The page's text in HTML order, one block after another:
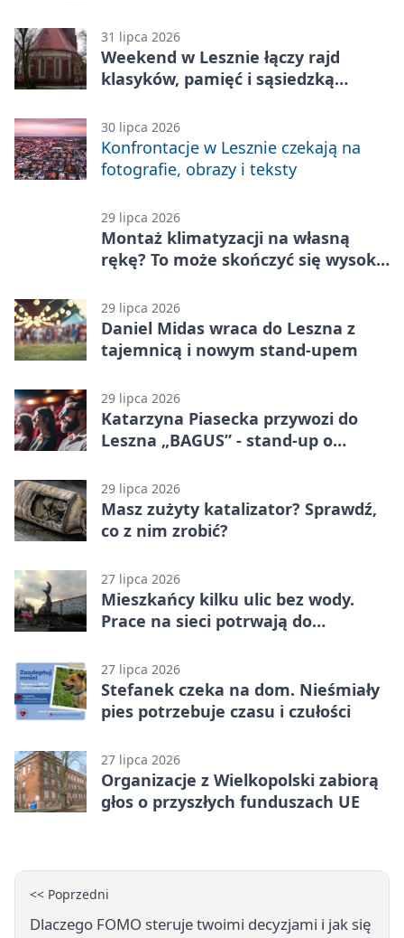
31 lipca 2026
Weekend w Lesznie łączy rajd
klasyków, pamięć i sąsiedzką
30 lipca 2026
Konfrontacje w Lesznie czekają na
fotografie, obrazy i teksty
29 lipca 2026
Montaż klimatyzacji na własną
rękę? To może skończyć się wysoką
29 lipca 2026
Daniel Midas wraca do Leszna z
tajemnicą i nowym stand-upem
29 lipca 2026
Katarzyna Piasecka przywozi do
Leszna „BAGUS” - stand-up o
29 lipca 2026
Masz zużyty katalizator? Sprawdź,
co z nim zrobić?
27 lipca 2026
Mieszkańcy kilku ulic bez wody.
Prace na sieci potrwają do
27 lipca 2026
Stefanek czeka na dom. Nieśmiały
pies potrzebuje czasu i czułości
27 lipca 2026
Organizacje z Wielkopolski zabiorą
głos o przyszłych funduszach UE
<< Poprzedni
Dlaczego FOMO steruje twoimi decyzjami i jak się